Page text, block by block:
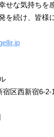
せな気持ちを
を続け、皆様
宿区西新宿6-